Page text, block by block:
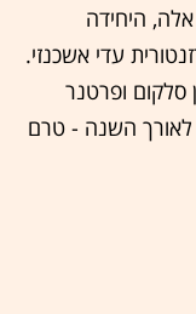
היחידה
עדי אשכנזי.
סלקום ופרטנר
השנה - טרם